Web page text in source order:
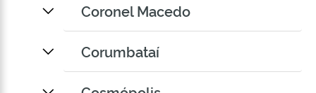
Coronel Macedo
Corumbataí